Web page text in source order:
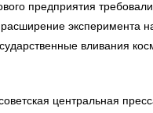
предприятия
эксперимента
вливания
центральная